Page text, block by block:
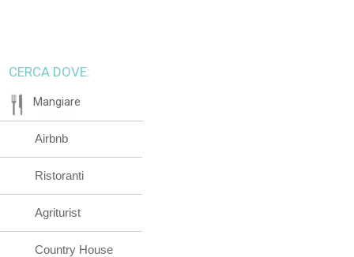
CERCA DOVE:
Mangiare
Airbnb
Ristoranti
Agriturist
Country House